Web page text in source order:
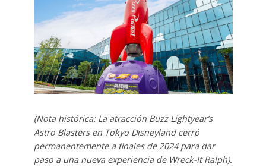
(Nota histórica: La atracción Buzz Lightyear’s
Astro Blasters en Tokyo Disneyland cerró
permanentemente a finales de 2024 para dar
paso a una nueva experiencia de Wreck-It Ralph).